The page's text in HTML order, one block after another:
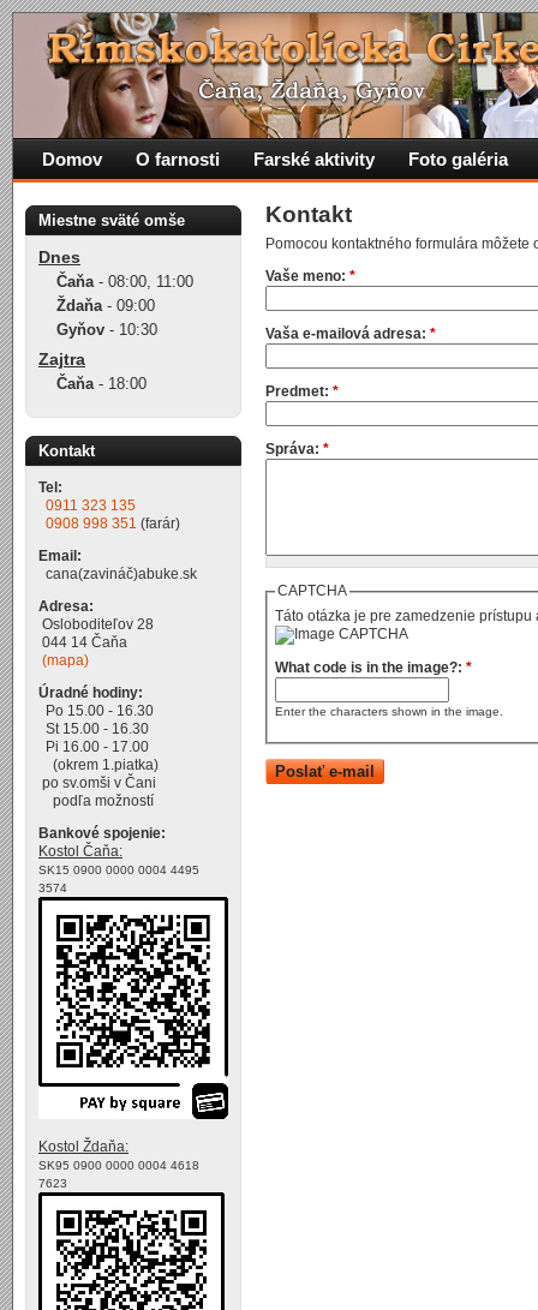
Kontakt
Pomocou kontaktného formulára
Vaše meno: *
Vaša e-mailová adresa: *
Predmet: *
Správa: *
CAPTCHA
Táto otázka je pre zamedzenie
What code is in the image?: *
Enter the characters shown in the image.
Domov O farnosti Farské aktivity Foto galéria
Miestne sväté omše
Dnes
Čaňa- 08:00, 11:00
Ždaňa- 09:00
Gyňov - 10:30
Zajtra
Čaňa- 18:00
Kontakt
Tel:
0911 323 135
0908 998 351 (farár)
Email:
cana(zavináč)abuke.sk
Adresa:
Osloboditeľov 28
044 14 Čaňa
(mapa)
Úradné hodiny:
Po 15.00 - 16.30
St 15.00 - 16.30
Pi 16.00 - 17.00
(okrem 1.piatka)
po sv.omši v Čani
podľa možností
Bankové spojenie:
Kostol Čaňa:
SK15 0900 0000 0004 4495
3574
Kostol Ždaňa:
SK95 0900 0000 0004 4618
7623